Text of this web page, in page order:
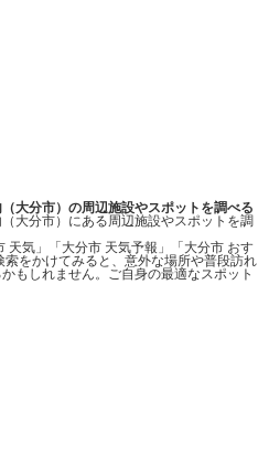
大分市）の周辺施設やスポットを調べる
大分市）にある周辺施設やスポットを調
天気」「大分市 天気予報」「大分市 おす
をかけてみると、意外な場所や普段訪れ
もしれません。ご自身の最適なスポット